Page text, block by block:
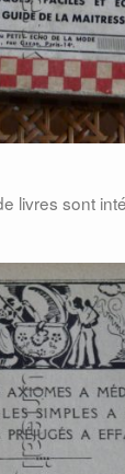
livres sont